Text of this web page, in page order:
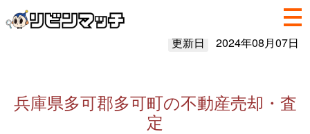
更新日 2024年08月07日
兵庫県多可郡多可町の不動産売却・査
定